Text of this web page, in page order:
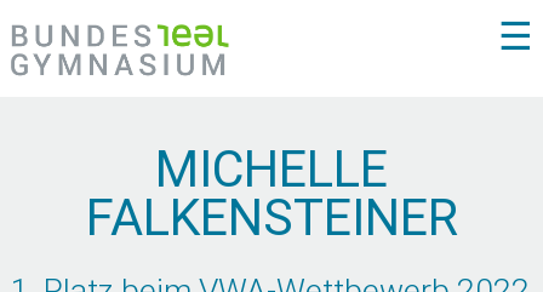
☰
MICHELLE
FALKENSTEINER